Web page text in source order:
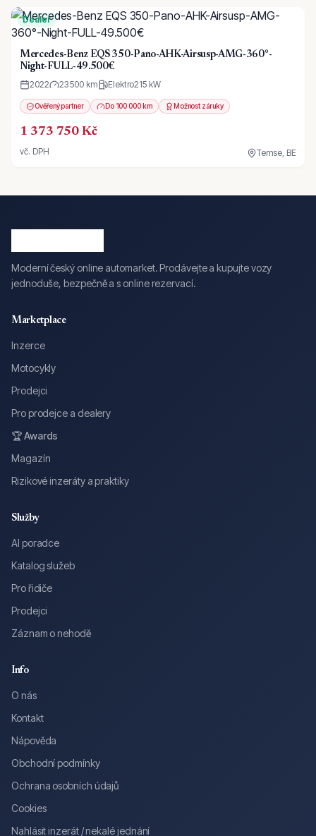
Dealer
Mercedes-Benz EQS 350-Pano-AHK-Airsusp-AMG-360°-
Night-FULL-49.500€
2022 23 500 km Elektro215 kW
Ověřený partner Do 100 000 km Možnost záruky
1 373 750 Kč
vč. DPH Temse, BE
Moderní český online automarket. Prodávejte a kupujte vozy
jednoduše, bezpečně a s online rezervací.
Marketplace
Inzerce
Motocykly
Prodejci
Pro prodejce a dealery
🏆 Awards
Magazín
Rizikové inzeráty a praktiky
Služby
AI poradce
Katalog služeb
Pro řidiče
Prodejci
Záznam o nehodě
Info
O nás
Kontakt
Nápověda
Obchodní podmínky
Ochrana osobních údajů
Cookies
Nahlásit inzerát / nekalé jednání